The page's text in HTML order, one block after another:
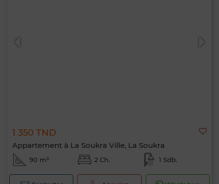
1 350 TND
Appartement à La Soukra Ville, La Soukra
90 m² 2 Ch. 1 Sdb.